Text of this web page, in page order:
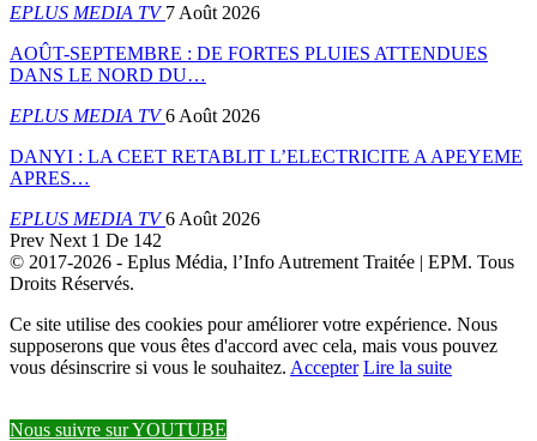
EPLUS MEDIA TV7 Août 2026
AOÛT-SEPTEMBRE : DE FORTES PLUIES ATTENDUES
DANS LE NORD DU…
EPLUS MEDIA TV6 Août 2026
DANYI : LA CEET RETABLIT L’ELECTRICITE A APEYEME
APRES…
EPLUS MEDIA TV6 Août 2026
Prev Next 1 De 142
© 2017-2026 - Eplus Média, l’Info Autrement Traitée | EPM. Tous
Droits Réservés.
Ce site utilise des cookies pour améliorer votre expérience. Nous
supposerons que vous êtes d'accord avec cela, mais vous pouvez
vous désinscrire si vous le souhaitez. Accepter Lire la suite
Nous suivre sur YOUTUBE